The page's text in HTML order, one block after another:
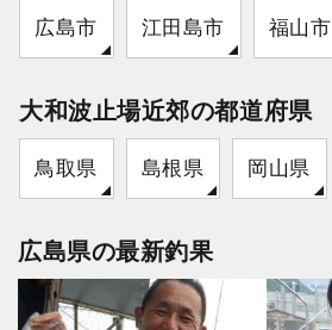
広島市 江田島市 福山市
大和波止場近郊の都道府県
鳥取県 島根県 岡山県
広島県の最新釣果